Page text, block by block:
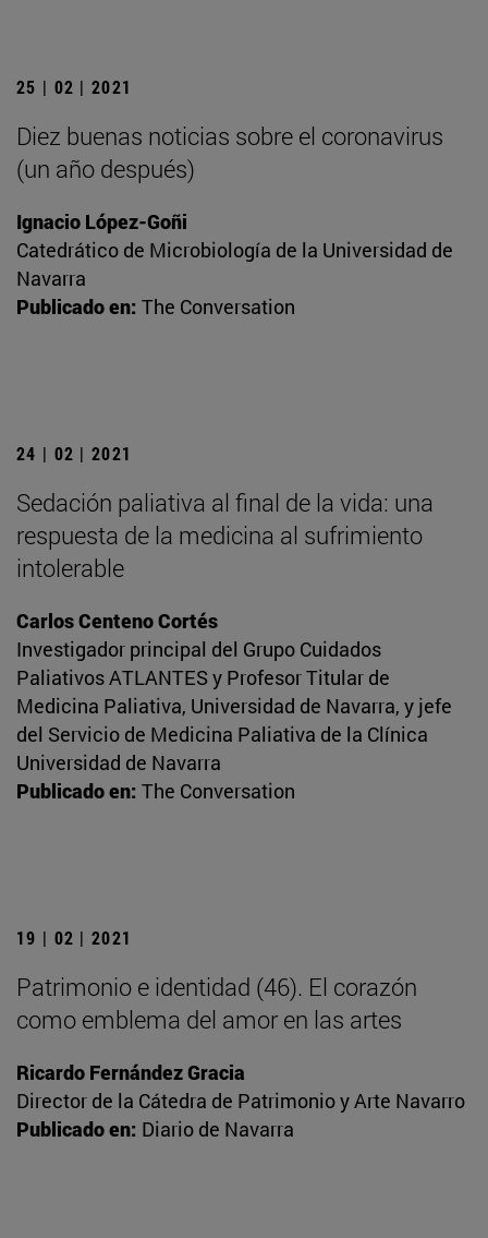
25 | 02 | 2021
Diez buenas noticias sobre el coronavirus
(un año después)
Ignacio López-Goñi
Catedrático de Microbiología de la Universidad de
Navarra
Publicado en: The Conversation
24 | 02 | 2021
Sedación paliativa al final de la vida: una
respuesta de la medicina al sufrimiento
intolerable
Carlos Centeno Cortés
Investigador principal del Grupo Cuidados
Paliativos ATLANTES y Profesor Titular de
Medicina Paliativa, Universidad de Navarra, y jefe
del Servicio de Medicina Paliativa de la Clínica
Universidad de Navarra
Publicado en: The Conversation
19 | 02 | 2021
Patrimonio e identidad (46). El corazón
como emblema del amor en las artes
Ricardo Fernández Gracia
Director de la Cátedra de Patrimonio y Arte Navarro
Publicado en: Diario de Navarra